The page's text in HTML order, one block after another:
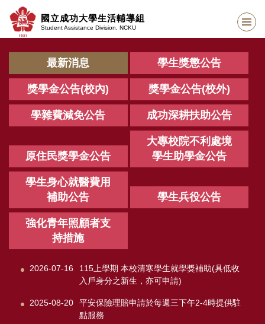
到
國立成功大學生活輔導組
Student Assistance Division, NCKU
最新消息 學生獎懲公告
獎學金公告(校內) 獎學金公告(校外)
學雜費減免公告 成功深耕扶助公告
原住民獎學金公告
大專校院不利處境
學生助學金公告
學生身心就醫費用
補助公告
學生兵役公告
強化青年照顧者支
持措施
2026-07-16
115上學期 本校清寒學生就學獎補助(具低收
入戶身分之新生，亦可申請)
2025-08-20
平安保險理賠申請於每週三下午2-4時提供駐
點服務